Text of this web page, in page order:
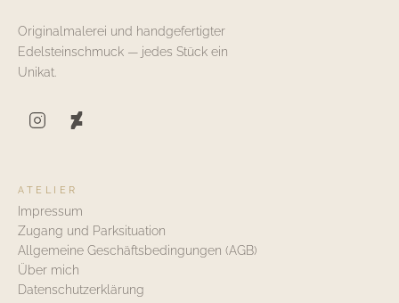
Originalmalerei und handgefertigter
Edelsteinschmuck — jedes Stück ein
Unikat.
ATELIER
Impressum
Zugang und Parksituation
Allgemeine Geschäftsbedingungen (AGB)
Über mich
Datenschutzerklärung